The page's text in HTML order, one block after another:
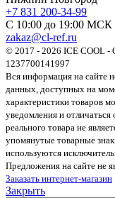
+7 831 200-34-99
С 10:00 до 19:00 МСК
zakaz@cl-ref.ru
© 2017 - 2026 ICE COOL
1237700141997
Вся информация на сайте
данных, доступных на
характеристики товаров
уведомления и
реального товара не
упомянутые товарные
используются
Предложения на сайте не
Заказать интернет-магазин
Закрыть